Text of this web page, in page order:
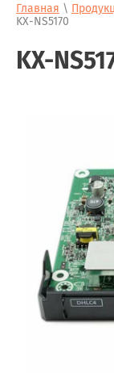
Главная \
KX-NS5170
KX-